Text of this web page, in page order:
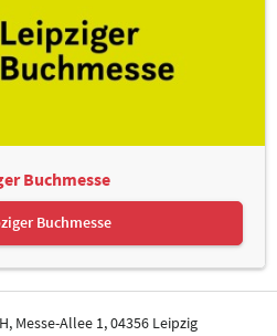
Buchmesse
Buchmesse
Messe-Allee 1, 04356 Leipzig